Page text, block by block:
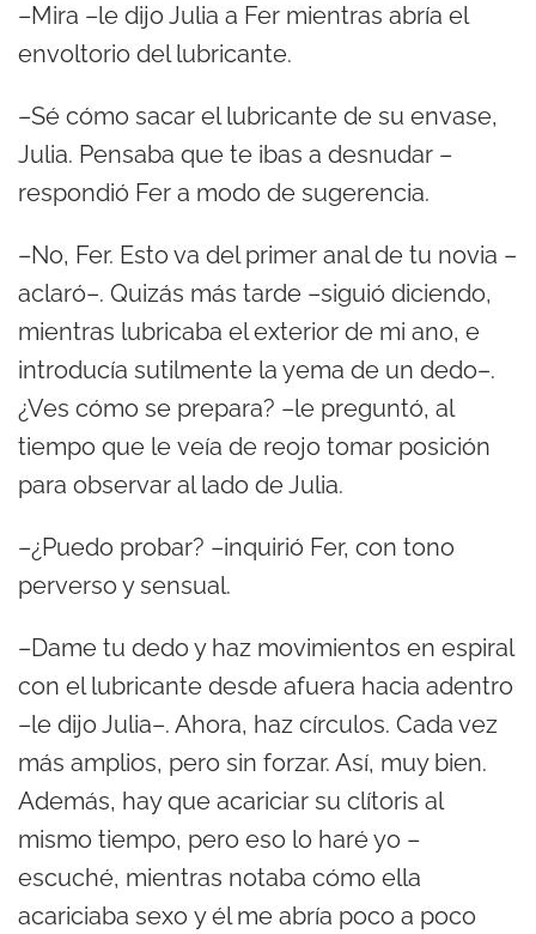
–Mira –le dijo Julia a Fer mientras abría el
envoltorio del lubricante.
–Sé cómo sacar el lubricante de su envase,
Julia. Pensaba que te ibas a desnudar –
respondió Fer a modo de sugerencia.
–No, Fer. Esto va del primer anal de tu novia –
aclaró–. Quizás más tarde –siguió diciendo,
mientras lubricaba el exterior de mi ano, e
introducía sutilmente la yema de un dedo–.
¿Ves cómo se prepara? –le preguntó, al
tiempo que le veía de reojo tomar posición
para observar al lado de Julia.
–¿Puedo probar? –inquirió Fer, con tono
perverso y sensual.
–Dame tu dedo y haz movimientos en espiral
con el lubricante desde afuera hacia adentro
–le dijo Julia–. Ahora, haz círculos. Cada vez
más amplios, pero sin forzar. Así, muy bien.
Además, hay que acariciar su clítoris al
mismo tiempo, pero eso lo haré yo –
escuché, mientras notaba cómo ella
acariciaba sexo y él me abría poco a poco